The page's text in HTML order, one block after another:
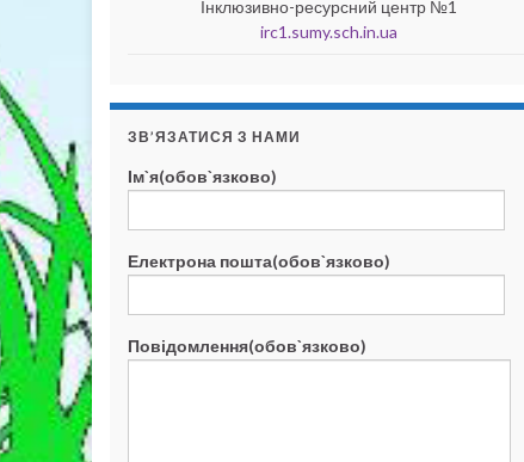
Інклюзивно-ресурсний центр №1
irc1.sumy.sch.in.ua
ЗВ’ЯЗАТИСЯ З НАМИ
Ім`я(обов`язково)
Електрона пошта(обов`язково)
Повідомлення(обов`язково)